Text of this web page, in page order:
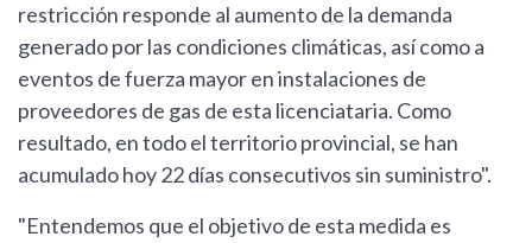
restricción responde al aumento de la demanda
generado por las condiciones climáticas, así como a
eventos de fuerza mayor en instalaciones de
proveedores de gas de esta licenciataria. Como
resultado, en todo el territorio provincial, se han
acumulado hoy 22 días consecutivos sin suministro".
"Entendemos que el objetivo de esta medida es